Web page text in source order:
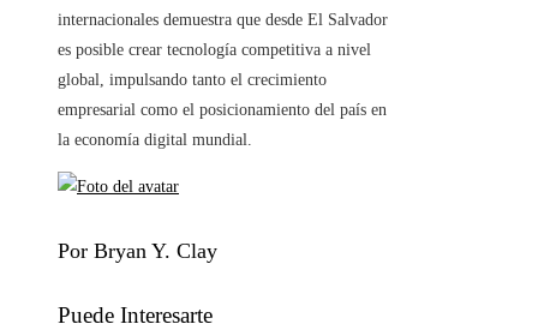
internacionales demuestra que desde El Salvador
es posible crear tecnología competitiva a nivel
global, impulsando tanto el crecimiento
empresarial como el posicionamiento del país en
la economía digital mundial.
Por Bryan Y. Clay
Puede Interesarte